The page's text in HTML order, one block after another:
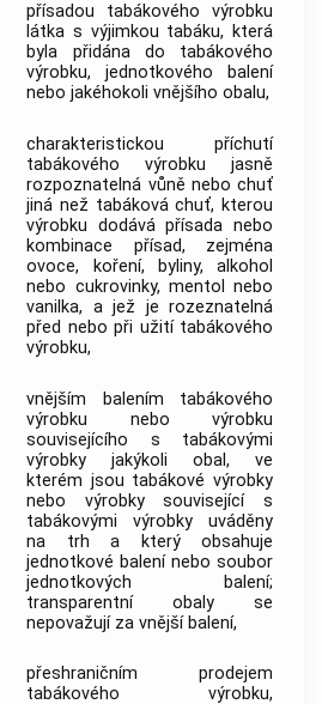
přísadou tabákového výrobku
látka s výjimkou tabáku, která
byla přidána do tabákového
výrobku,jednotkového balení
nebo jakéhokoli vnějšího obalu,
charakteristickou příchutí
tabákového výrobku jasně
rozpoznatelná vůně nebo chuť
jiná než tabáková chuť, kterou
výrobku dodává přísada nebo
kombinace přísad, zejména
ovoce, koření, byliny, alkohol
nebo cukrovinky, mentol nebo
vanilka, a jež je rozeznatelná
před nebo při užití tabákového
výrobku,
vnějším balením tabákového
výrobku nebo výrobku
souvisejícího s tabákovými
výrobky jakýkoli obal, ve
kterém jsou tabákové výrobky
nebo výrobky související s
tabákovými výrobky uváděny
na trh a který obsahuje
jednotkové balenínebo soubor
jednotkových balení;
transparentní obaly se
nepovažují za vnější balení,
přeshraničním prodejem
tabákového výrobku,